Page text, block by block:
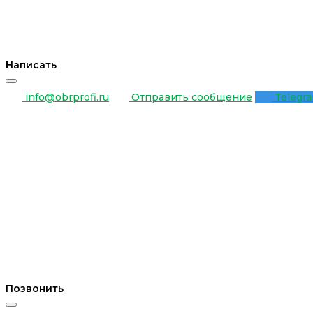
Написать
info@obrprofi.ru Отправить сообщение
Позвонить